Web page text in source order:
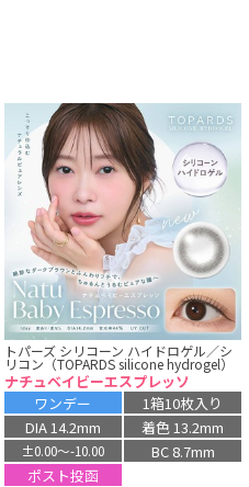
トパーズ シリコーン ハイドロゲル／シ
リコン（TOPARDS silicone hydrogel）
ナチュベイビーエスプレッソ
ワンデー
1箱10枚入り
DIA 14.2mm
着色 13.2mm
±0.00〜-10.00
BC 8.7mm
ポスト投函